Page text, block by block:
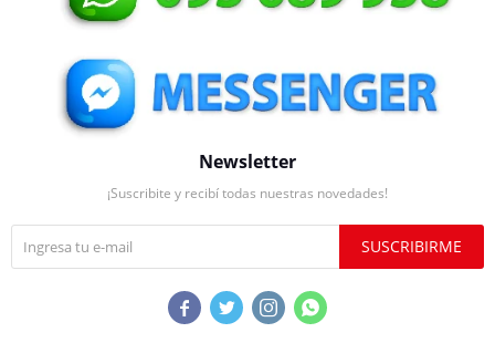
Newsletter
¡Suscribite y recibí todas nuestras novedades!
SUSCRIBIRME
   